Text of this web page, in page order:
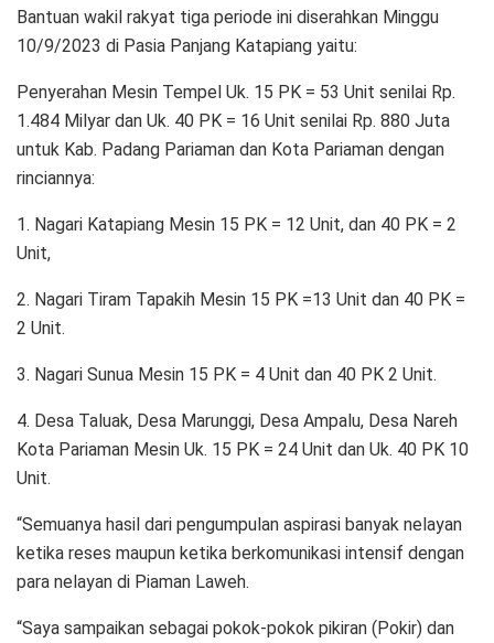
Bantuan wakil rakyat tiga periode ini diserahkan Minggu
10/9/2023 di Pasia Panjang Katapiang yaitu:
Penyerahan Mesin Tempel Uk. 15 PK = 53 Unit senilai Rp.
1.484 Milyar dan Uk. 40 PK = 16 Unit senilai Rp. 880 Juta
untuk Kab. Padang Pariaman dan Kota Pariaman dengan
rinciannya:
1. Nagari Katapiang Mesin 15 PK = 12 Unit, dan 40 PK = 2
Unit,
2. Nagari Tiram Tapakih Mesin 15 PK =13 Unit dan 40 PK =
2 Unit.
3. Nagari Sunua Mesin 15 PK = 4 Unit dan 40 PK 2 Unit.
4. Desa Taluak, Desa Marunggi, Desa Ampalu, Desa Nareh
Kota Pariaman Mesin Uk. 15 PK = 24 Unit dan Uk. 40 PK 10
Unit.
“Semuanya hasil dari pengumpulan aspirasi banyak nelayan
ketika reses maupun ketika berkomunikasi intensif dengan
para nelayan di Piaman Laweh.
“Saya sampaikan sebagai pokok-pokok pikiran (Pokir) dan